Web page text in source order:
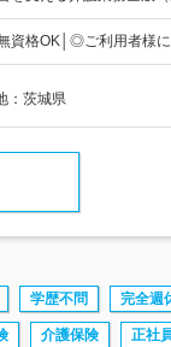
格OK│◎ご利用者様
：茨城県
学歴不問 完全週
介護保険 正社